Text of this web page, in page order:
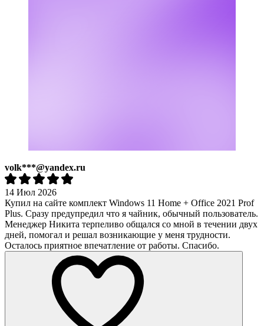
volk***@yandex.ru
14 Июл 2026
Купил на сайте комплект Windows 11 Home + Office 2021 Prof
Plus. Сразу предупредил что я чайник, обычный пользователь.
Менеджер Никита терпеливо общался со мной в течении двух
дней, помогал и решал возникающие у меня трудности.
Осталось приятное впечатление от работы. Спасибо.